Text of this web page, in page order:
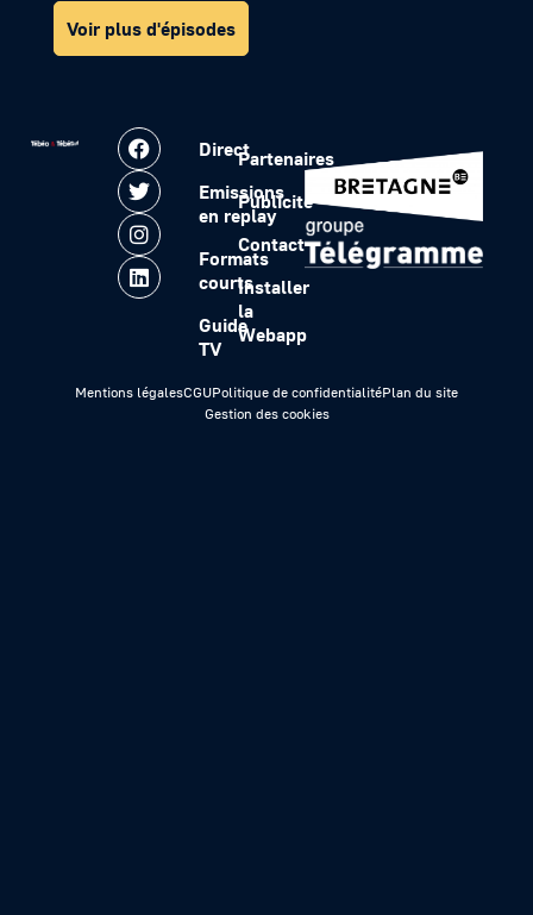
Voir plus d'épisodes
Direct
Emissions
en replay
Formats
courts
Guide
TV
Partenaires
Publicité
Contact
Installer
la
Webapp
Mentions légalesCGUPolitique de confidentialitéPlan du site
Gestion des cookies